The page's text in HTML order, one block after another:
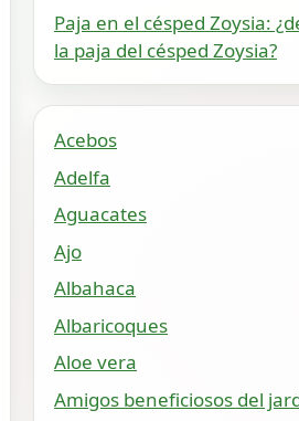
Paja en el césped Zoysia:
la paja del césped Zoysia?
Acebos
Adelfa
Aguacates
Ajo
Albahaca
Albaricoques
Aloe vera
Amigos beneficiosos del